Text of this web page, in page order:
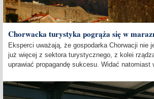
Chorwacka turystyka pogrąża się w
Eksperci uważają, że gospodarka Chorwacji nie
już więcej z sektora turystycznego, z kolei
uprawiać propagandę sukcesu. Widać natomiast